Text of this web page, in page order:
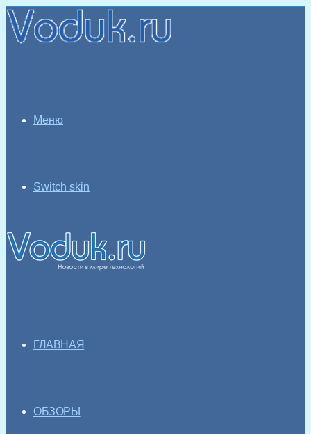
Меню
Switch skin
ГЛАВНАЯ
ОБЗОРЫ